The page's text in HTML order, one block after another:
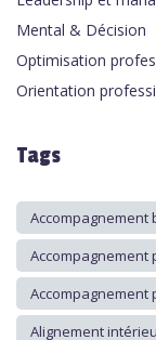
Mental & Décision
Optimisation
Orientation
Tags
Accompagnement
Accompagnement
Accompagnement
Alignement